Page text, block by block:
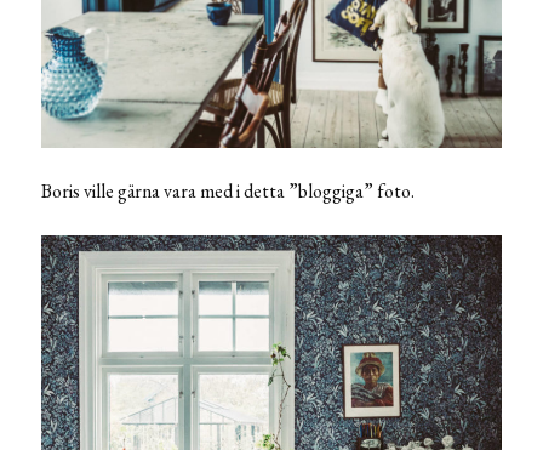
Boris ville gärna vara med i detta ”bloggiga” foto.